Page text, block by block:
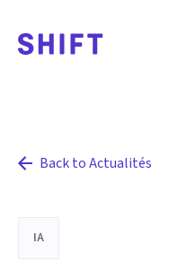
Back to Actualités
IA